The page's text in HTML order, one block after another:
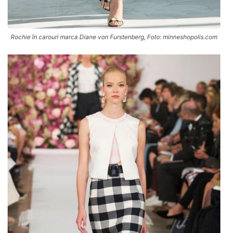
Rochie în carouri marca Diane von Furstenberg, Foto: minneshopolis.com